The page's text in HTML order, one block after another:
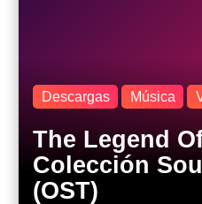
Descargas Música
The Legend
Colección
(OST)